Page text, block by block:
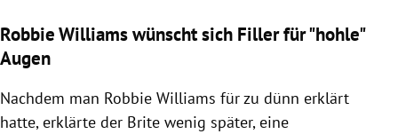
Robbie Williams wünscht sich Filler für "hohle"
Augen​​​​​​
Nachdem man Robbie Williams für zu dünn erklärt
hatte, erklärte der Brite wenig später, eine